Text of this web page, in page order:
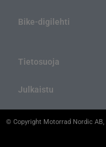
Bike-digilehti
Tietosuoja
Julkaistu
© Copyright Motorrad Nordic AB,